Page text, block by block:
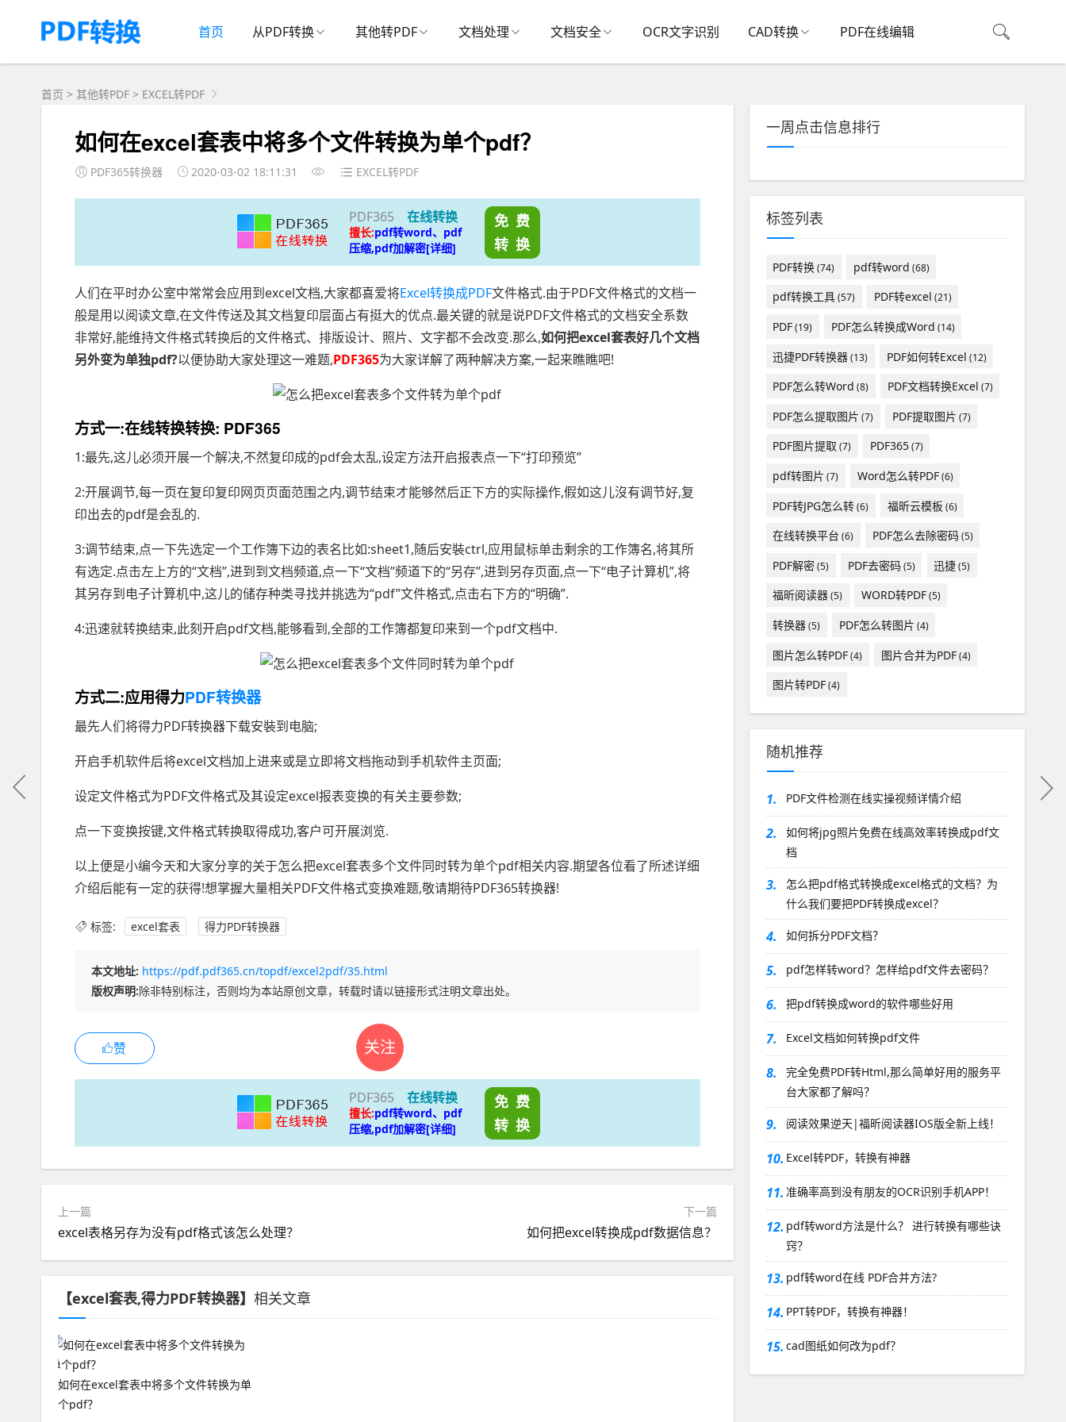
首页 从PDF转换 其他转PDF 文档处理 文档安全 OCR文字识别 CAD转换 PDF在线编辑
首页 > 其他转PDF > EXCEL转PDF
如何在excel套表中将多个文件转换为单个pdf？
PDF365转换器 2020-03-02 18:11:31 EXCEL转PDF
PDF365 在线转换
擅长:pdf转word、pdf
压缩,pdf加解密[详细]
免 费
转 换
人们在平时办公室中常常会应用到excel文档,大家都喜爱将Excel转换成PDF文件格式.由于PDF文件格式的文档一
般是用以阅读文章,在文件传送及其文档复印层面占有挺大的优点.最关键的就是说PDF文件格式的文档安全系数
非常好,能维持文件格式转换后的文件格式、排版设计、照片、文字都不会改变.那么,如何把excel套表好几个文档
另外变为单独pdf?以便协助大家处理这一难题,PDF365为大家详解了两种解决方案,一起来瞧瞧吧!
方式一:在线转换转换: PDF365
1:最先,这儿必须开展一个解决,不然复印成的pdf会太乱,设定方法开启报表点一下“打印预览”
2:开展调节,每一页在复印复印网页页面范围之内,调节结束才能够然后正下方的实际操作,假如这儿沒有调节好,复
印出去的pdf是会乱的.
3:调节结束,点一下先选定一个工作簿下边的表名比如:sheet1,随后安裝ctrl,应用鼠标单击剩余的工作簿名,将其所
有选定.点击左上方的“文档”,进到到文档频道,点一下“文档”频道下的“另存”,进到另存页面,点一下“电子计算机”,将
其另存到电子计算机中,这儿的储存种类寻找并挑选为“pdf”文件格式,点击右下方的“明确”.
4:迅速就转换结束,此刻开启pdf文档,能够看到,全部的工作簿都复印来到一个pdf文档中.
方式二:应用得力PDF转换器
最先人们将得力PDF转换器下载安裝到电脑;
开启手机软件后将excel文档加上进来或是立即将文档拖动到手机软件主页面;
设定文件格式为PDF文件格式及其设定excel报表变换的有关主要参数;
点一下变换按键,文件格式转换取得成功,客户可开展浏览.
以上便是小编今天和大家分享的关于怎么把excel套表多个文件同时转为单个pdf相关内容.期望各位看了所述详细
介绍后能有一定的获得!想掌握大量相关PDF文件格式变换难题,敬请期待PDF365转换器!
标签: excel套表 得力PDF转换器
关注
本文地址: https://pdf.pdf365.cn/topdf/excel2pdf/35.html
版权声明:除非特别标注，否则均为本站原创文章，转载时请以链接形式注明文章出处。
赞
PDF365 在线转换
擅长:pdf转word、pdf
压缩,pdf加解密[详细]
免 费
转 换
上一篇
excel表格另存为没有pdf格式该怎么处理？
下一篇
如何把excel转换成pdf数据信息？
【excel套表,得力PDF转换器】 相关文章
如何在excel套表中将多个文件转换为单
个pdf？
一周点击信息排行
标签列表
PDF转换(74) pdf转word (68)
pdf转换工具(57) PDF转excel (21)
PDF(19) PDF怎么转换成Word (14)
迅捷PDF转换器(13) PDF如何转Excel (12)
PDF怎么转Word (8) PDF文档转换Excel (7)
PDF怎么提取图片 (7) PDF提取图片 (7)
PDF图片提取 (7) PDF365(7)
pdf转图片 (7) Word怎么转PDF(6)
PDF转JPG怎么转(6) 福昕云模板 (6)
在线转换平台 (6) PDF怎么去除密码(5)
PDF解密(5) PDF去密码(5) 迅捷(5)
福昕阅读器(5) WORD转PDF(5)
转换器(5) PDF怎么转图片 (4)
图片怎么转PDF(4) 图片合并为PDF(4)
图片转PDF(4)
随机推荐
1. PDF文件检测在线实操视频详情介绍
2.
如何将jpg照片免费在线高效率转换成pdf文
档
3.
怎么把pdf格式转换成excel格式的文档？为
什么我们要把PDF转换成excel？
4. 如何拆分PDF文档？
5. pdf怎样转word？怎样给pdf文件去密码？
6. 把pdf转换成word的软件哪些好用
7. Excel文档如何转换pdf文件
8.
完全免费PDF转Html,那么简单好用的服务平
台大家都了解吗？
9. 阅读效果逆天|福昕阅读器IOS版全新上线！
10. Excel转PDF，转换有神器
11. 准确率高到没有朋友的OCR识别手机APP！
12. pdf转word方法是什么？ 进行转换有哪些诀
窍？
13. pdf转word在线 PDF合并方法?
14. PPT转PDF，转换有神器！
15. cad图纸如何改为pdf？